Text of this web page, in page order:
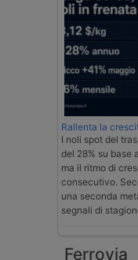
Rallenta la
I noli spot del
del 28% su base
ma il ritmo di
consecutivo.
una seconda
segnali di
Ferrovia